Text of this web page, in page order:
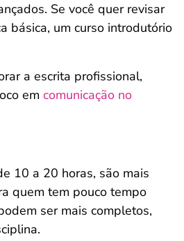
Se você quer revisar
básica, um curso introdutório
a escrita profissional,
em comunicação no
10 a 20 horas, são mais
quem tem pouco tempo
ser mais completos,